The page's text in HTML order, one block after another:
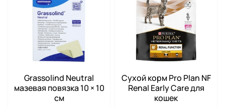
Grassolind Neutral
мазевая повязка 10 × 10
см
Сухой корм Pro Plan NF
Renal Early Care для
кошек